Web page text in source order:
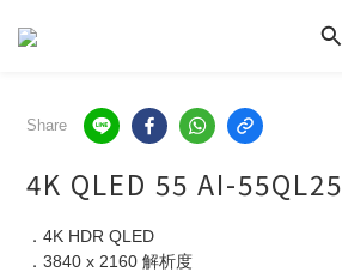
Share
4K QLED 55 AI-55QL25
．4K HDR QLED
．3840 x 2160 解析度